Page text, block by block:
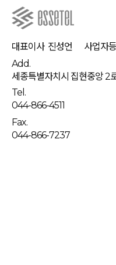
대표이사 진성언 사업자
Add.
세종특별자치시 집현중앙 2
Tel.
044-866-4511
Fax.
044-866-7237